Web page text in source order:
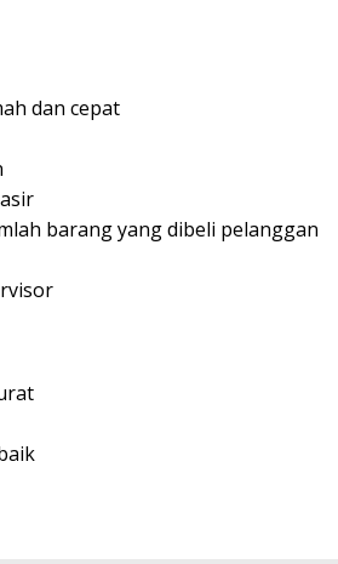
dan cepat
barang yang dibeli pelanggan